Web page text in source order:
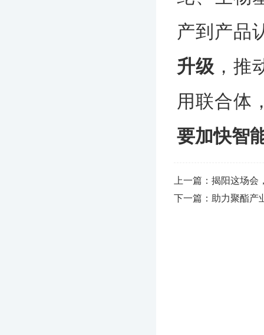
产到产品
升级 ，
用联合体
要加快智
上一篇：揭阳这场
下一篇：助力聚酯产